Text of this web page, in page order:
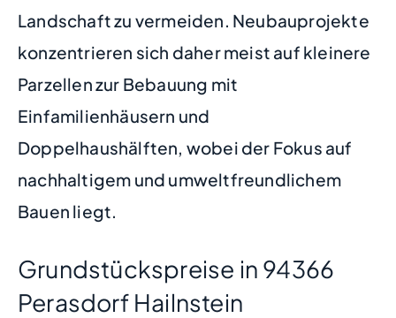
Landschaft zu vermeiden. Neubauprojekte
konzentrieren sich daher meist auf kleinere
Parzellen zur Bebauung mit
Einfamilienhäusern und
Doppelhaushälften, wobei der Fokus auf
nachhaltigem und umweltfreundlichem
Bauen liegt.
Grundstückspreise in 94366
Perasdorf Hailnstein